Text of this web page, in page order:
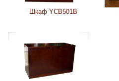
Шкаф YCB501B